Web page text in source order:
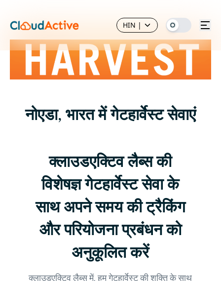
HIN |
नोएडा, भारत में गेटहार्वेस्ट सेवाएं
क्लाउडएक्टिव लैब्स की
विशेषज्ञ गेटहार्वेस्ट सेवा के
साथ अपने समय की ट्रैकिंग
और परियोजना प्रबंधन को
अनुकूलित करें
क्लाउडएक्टिव लैब्स में, हम गेटहार्वेस्ट की शक्ति के साथ